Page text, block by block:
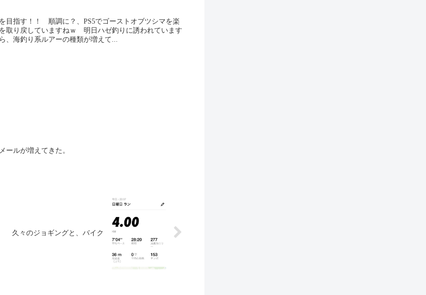
目指す！！ 順調に？、PS5でゴーストオブツシマを楽
取り戻していますねｗ 明日ハゼ釣りに誘われています
、海釣り系ルアーの種類が増えて...
ールが増えてきた。
久々のジョギングと、バイク